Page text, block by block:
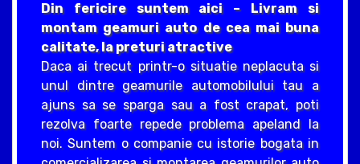
Din fericire suntem aici – Livram si
montam geamuri auto de cea mai buna
calitate, la preturi atractive
Daca ai trecut printr-o situatie neplacuta si
unul dintre geamurile automobilului tau a
ajuns sa se sparga sau a fost crapat, poti
rezolva foarte repede problema apeland la
noi. Suntem o companie cu istorie bogata in